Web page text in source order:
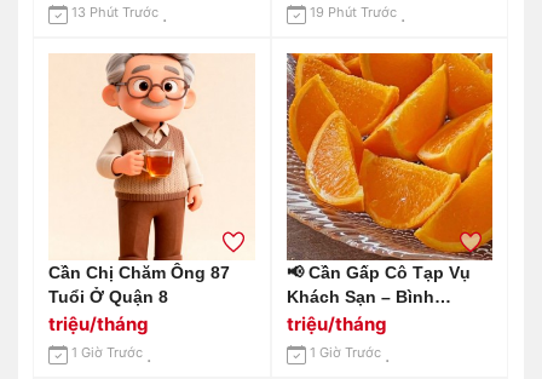
Xanh Quận Bình Tân
13 Phút Trước
Triệu Bao Ăn Ở Ạ
19 Phút Trước
Cần Chị Chăm Ông 87
Tuổi Ở Quận 8
triệu/tháng
1 Giờ Trước
📢 Cần Gấp Cô Tạp Vụ
Khách Sạn – Bình
Chánh, Long An 📢 Lh
0966529171
triệu/tháng
1 Giờ Trước